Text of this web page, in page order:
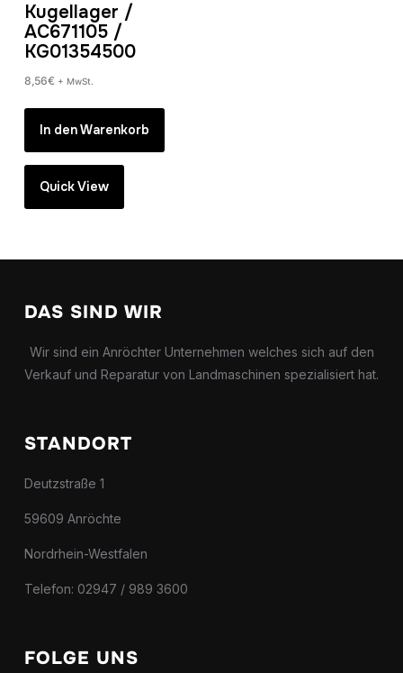
Kugellager /
AC671105 /
KG01354500
8,56€ + MwSt.
In den Warenkorb
Quick View
DAS SIND WIR
Wir sind ein Anröchter Unternehmen welches sich auf den
Verkauf und Reparatur von Landmaschinen spezialisiert hat.
STANDORT
Deutzstraße 1
59609 Anröchte
Nordrhein-Westfalen
Telefon: 02947 / 989 3600
FOLGE UNS